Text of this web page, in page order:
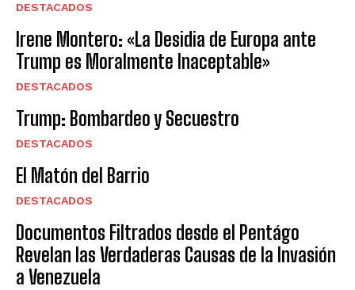
DESTACADOS
Irene Montero: «La Desidia de Europa ante
Trump es Moralmente Inaceptable»
DESTACADOS
Trump: Bombardeo y Secuestro
DESTACADOS
El Matón del Barrio
DESTACADOS
Documentos Filtrados desde el Pentágo
Revelan las Verdaderas Causas de la Invasión
a Venezuela